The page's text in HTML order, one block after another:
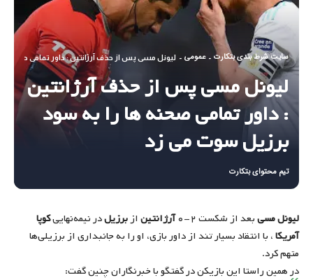
سایت شرط بندی بتکارت - عمومی - لیونل مسی پس از حذف آرژانتین : داور تمامی صحنه
لیونل مسی پس از حذف آرژانتین
: داور تمامی صحنه ها را به سود
برزیل سوت می زد
تیم محتوای بتکارت
لیونل مسیبعد از شکست ۲-۰ آرژانتین ازبرزیلدر نیمه‌نهاییکوپا
آمریکا، با انتقاد بسیار تند از داور بازی، او را به جانبداری از برزیلی‌ها
متهم کرد.
در همین راستا این بازیکن در گفتگو با خبرنگاران چنین گفت: